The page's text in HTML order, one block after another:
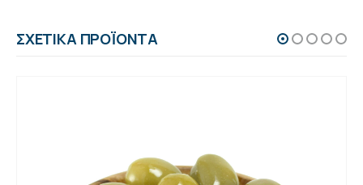
ΣΧΕΤΙΚΆ ΠΡΟΪΌΝΤΑ